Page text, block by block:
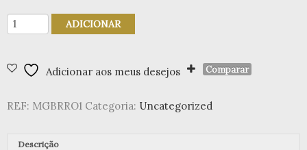
Quantidade
de
Almofada
-
Damas
ADICIONAR
Adicionar aos meus desejos Comparar
REF: MGBRRO1 Categoria: Uncategorized
Descrição